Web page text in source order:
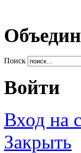
Поиск
Войти
Вход на
Закрыть